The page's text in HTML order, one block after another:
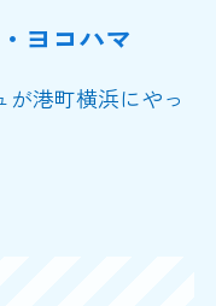
ヨコハマ
港町横浜にやっ